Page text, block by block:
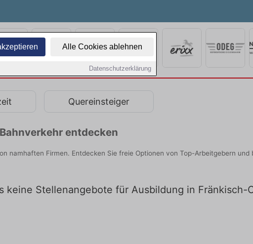
Alle Cookies ablehnen
Datenschutzerklärung
Quereinsteiger
entdecken
namhaften Firmen. Entdecken Sie freie Optionen von Top-Arbeitgebern und
Stellenangebote für Ausbildung in Fränkisch-